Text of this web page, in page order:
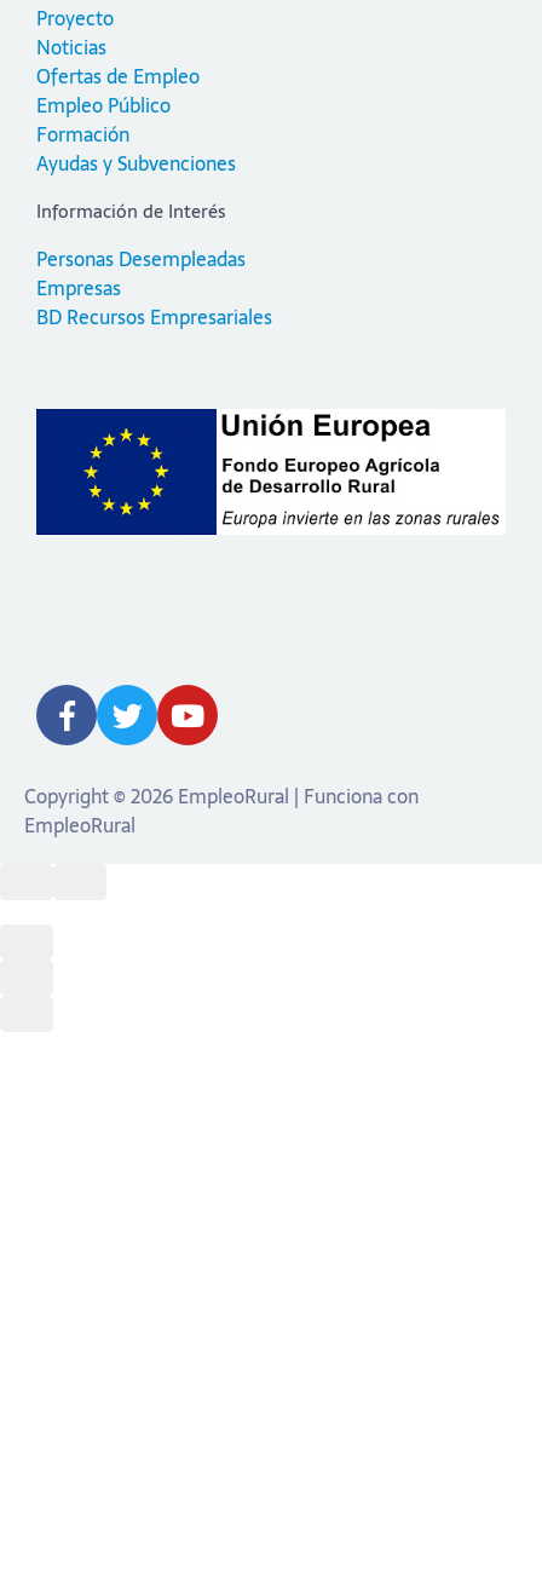
Proyecto
Noticias
Ofertas de Empleo
Empleo Público
Formación
Ayudas y Subvenciones
Información de Interés
Personas Desempleadas
Empresas
BD Recursos Empresariales
Copyright © 2026 EmpleoRural | Funciona con
EmpleoRural